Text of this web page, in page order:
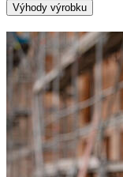
Výhody výrobku